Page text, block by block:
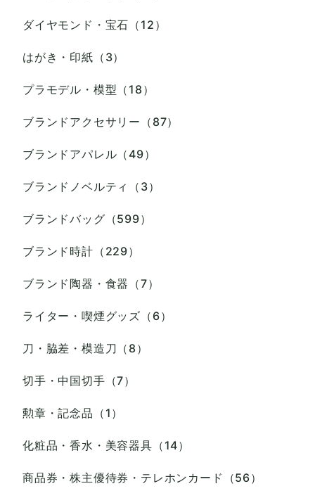
ダイヤモンド・宝石（12）
はがき・印紙（3）
プラモデル・模型（18）
ブランドアクセサリー（87）
ブランドアパレル（49）
ブランドノベルティ（3）
ブランドバッグ（599）
ブランド時計（229）
ブランド陶器・食器（7）
ライター・喫煙グッズ（6）
刀・脇差・模造刀（8）
切手・中国切手（7）
勲章・記念品（1）
化粧品・香水・美容器具（14）
商品券・株主優待券・テレホンカード（56）